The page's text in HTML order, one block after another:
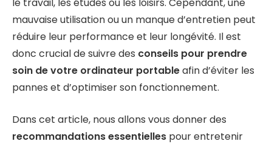
mauvaise utilisation ou un manque d’entretien peut
réduire leur performance et leur longévité. Il est
donc crucial de suivre des conseils pour prendre
soin de votre ordinateur portableafin d’éviter les
pannes et d’optimiser son fonctionnement.
Dans cet article, nous allons vous donner des
recommandations essentielles pour entretenir